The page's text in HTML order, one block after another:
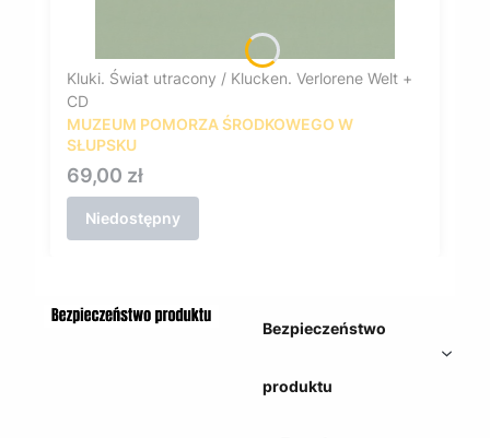
Kluki. Świat utracony / Klucken. Verlorene Welt +
CD
MUZEUM POMORZA ŚRODKOWEGO W
SŁUPSKU
Cena
69,00 zł
Niedostępny
Bezpieczeństwo
produktu